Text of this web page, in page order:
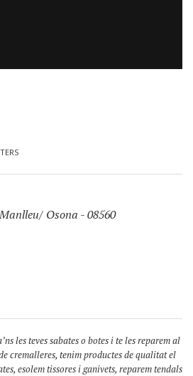
Manlleu/ Osona - 08560
les teves sabates o botes i te les reparem al
cremalleres, tenim productes de qualitat el
esolem tissores i ganivets, reparem tendals